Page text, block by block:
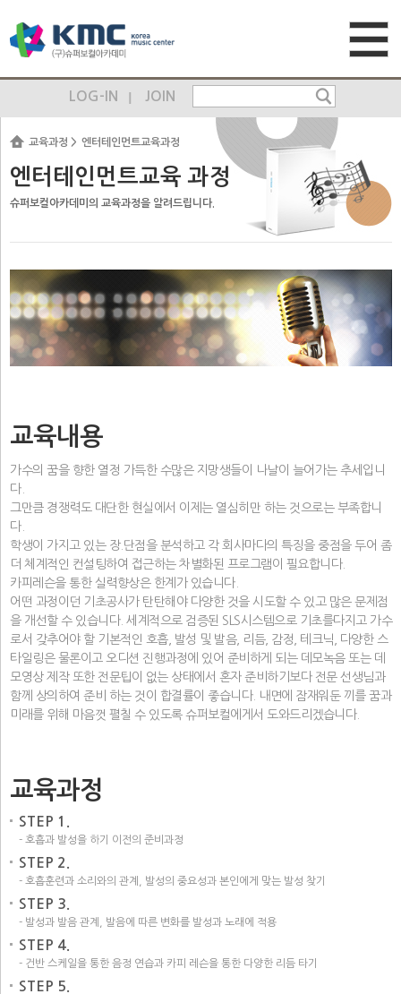
LOG-IN JOIN
교육과정 엔터테인먼트교육과정
엔터테인먼트교육 과정
슈퍼보컬아카데미의 교육과정을 알려드립니다.
교육내용
가수의 꿈을 향한 열정 가득한 수많은 지망생들이 나날이 늘어가는 추세입니
다.
그만큼 경쟁력도 대단한 현실에서 이제는 열심히만 하는 것으로는 부족합니
다.
학생이 가지고 있는 장.단점을 분석하고 각 회사마다의 특징을 중점을 두어 좀
더 체계적인 컨설팅하여 접근하는 차별화된 프로그램이 필요합니다.
카피레슨을 통한 실력향상은 한계가 있습니다.
어떤 과정이던 기초공사가 탄탄해야 다양한 것을 시도할 수 있고 많은 문제점
을 개선할 수 있습니다. 세계적으로 검증된 SLS시스템으로 기초를다지고 가수
로서 갖추어야 할 기본적인 호흡, 발성 및 발음, 리듬, 감정, 테크닉, 다양한 스
타일링은 물론이고 오디션 진행과정에 있어 준비하게 되는 데모녹음 또는 데
모영상 제작 또한 전문팁이 없는 상태에서 혼자 준비하기보다 전문 선생님과
함께 상의하여 준비 하는 것이 합결률이 좋습니다. 내면에 잠재워둔 끼를 꿈과
미래를 위해 마음껏 펼칠 수 있도록 슈퍼보컬에게서 도와드리겠습니다.
교육과정
STEP 1.
- 호흡과 발성을 하기 이전의 준비과정
STEP 2.
- 호흡훈련과 소리와의 관계, 발성의 중요성과 본인에게 맞는 발성 찾기
STEP 3.
- 발성과 발음 관계, 발음에 따른 변화를 발성과 노래에 적용
STEP 4.
- 건반 스케일을 통한 음정 연습과 카피 레슨을 통한 다양한 리듬 타기
STEP 5.